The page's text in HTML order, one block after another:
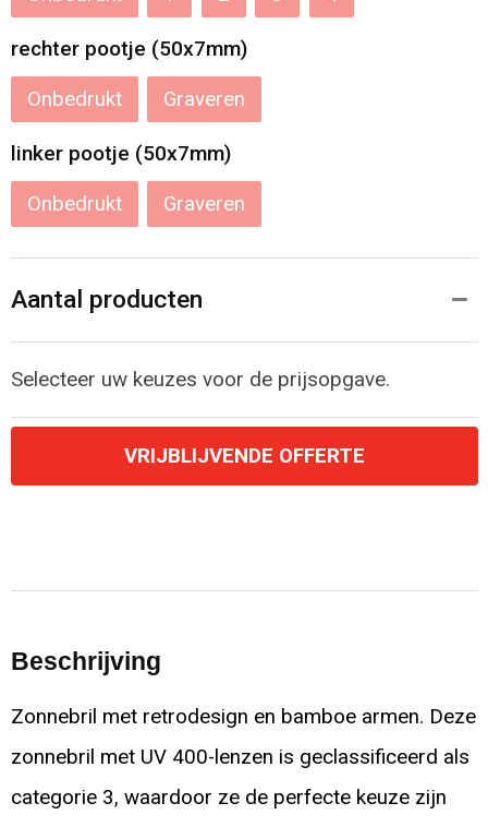
rechter pootje (50x7mm)
Onbedrukt Graveren
linker pootje (50x7mm)
Onbedrukt Graveren
Aantal producten
Selecteer uw keuzes voor de prijsopgave.
VRIJBLIJVENDE OFFERTE
Beschrijving
Zonnebril met retrodesign en bamboe armen. Deze
zonnebril met UV 400-lenzen is geclassificeerd als
categorie 3, waardoor ze de perfecte keuze zijn